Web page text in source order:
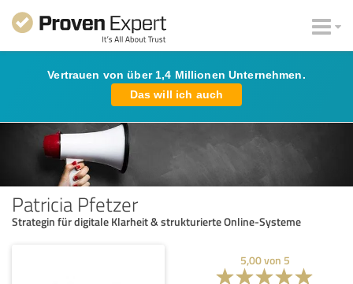
Vertrauen von über 1,4 Millionen Unternehmen.
Das will ich auch
Patricia Pfetzer
Strategin für digitale Klarheit & strukturierte Online-Systeme
5,00von 5